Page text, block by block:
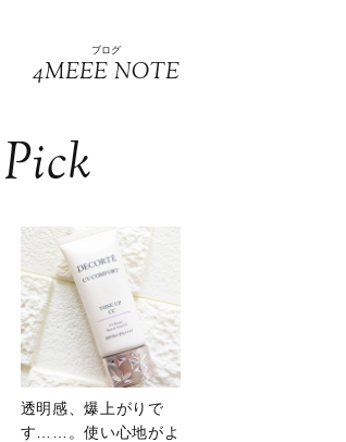
ブログ
4MEEE NOTE
透明感、爆上がりで
す……。使い心地がよ